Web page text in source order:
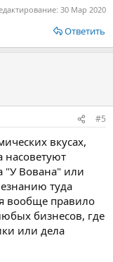
30 Мар 2020
Ответить
#5
вкусах,
насоветуют
"У Вована" или
туда
вообще правило
бизнесов, где
или дела